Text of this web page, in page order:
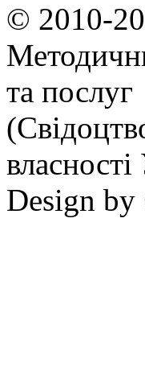
© 2010-
та послуг
Design by